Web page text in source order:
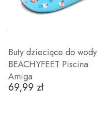
36 37 38
Buty dziecięce do wody
BEACHYFEET Piscina
Amiga
Cena
69,99 zł
ZOBACZ PRODUKT